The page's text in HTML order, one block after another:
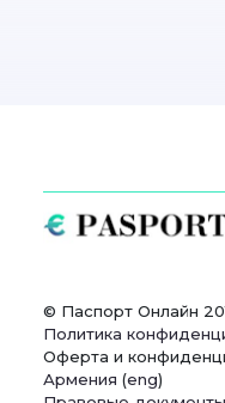
© Паспорт Онлайн
Политика
Оферта и
Армения (eng)